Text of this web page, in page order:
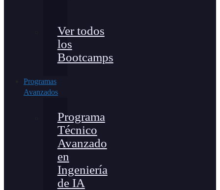
Ver todos
los
Bootcamps
Programas
Avanzados
Programa
Técnico
Avanzado
en
Ingeniería
de IA